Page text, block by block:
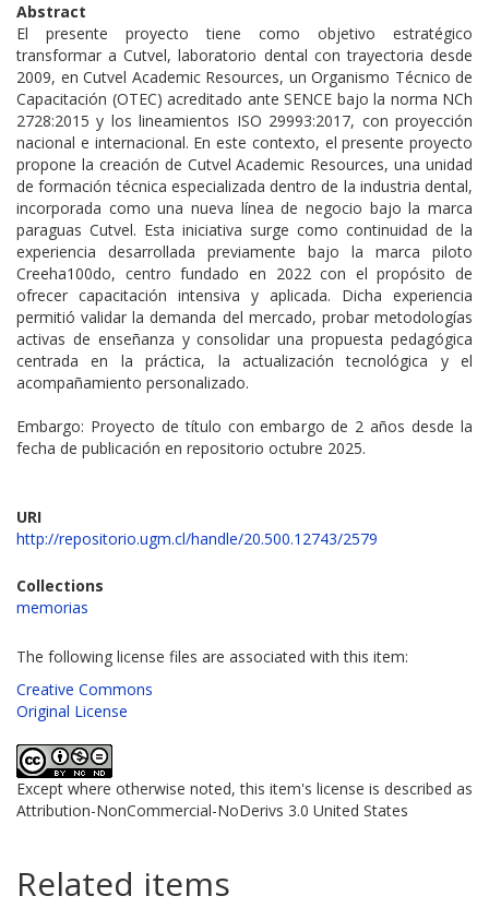
Abstract
El presente proyecto tiene como objetivo estratégico
transformar a Cutvel, laboratorio dental con trayectoria desde
2009, en Cutvel Academic Resources, un Organismo Técnico de
Capacitación (OTEC) acreditado ante SENCE bajo la norma NCh
2728:2015 y los lineamientos ISO 29993:2017, con proyección
nacional e internacional. En este contexto, el presente proyecto
propone la creación de Cutvel Academic Resources, una unidad
de formación técnica especializada dentro de la industria dental,
incorporada como una nueva línea de negocio bajo la marca
paraguas Cutvel. Esta iniciativa surge como continuidad de la
experiencia desarrollada previamente bajo la marca piloto
Creeha100do, centro fundado en 2022 con el propósito de
ofrecer capacitación intensiva y aplicada. Dicha experiencia
permitió validar la demanda del mercado, probar metodologías
activas de enseñanza y consolidar una propuesta pedagógica
centrada en la práctica, la actualización tecnológica y el
acompañamiento personalizado.
Embargo: Proyecto de título con embargo de 2 años desde la
fecha de publicación en repositorio octubre 2025.
URI
http://repositorio.ugm.cl/handle/20.500.12743/2579
Collections
memorias
The following license files are associated with this item:
Creative Commons
Original License
Except where otherwise noted, this item's license is described as
Attribution-NonCommercial-NoDerivs 3.0 United States
Related items